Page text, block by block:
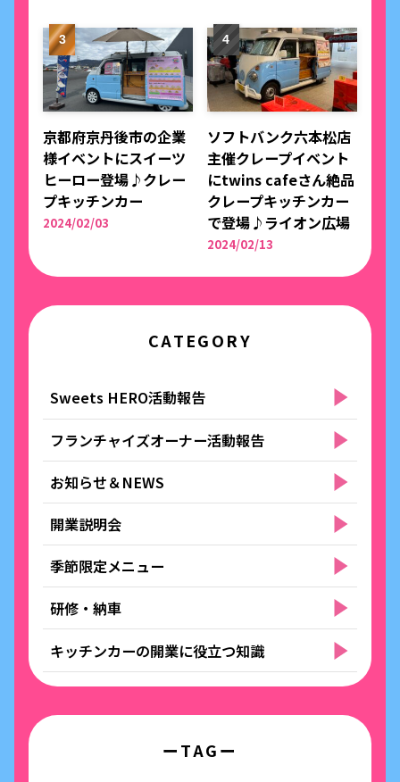
京都府京丹後市の企業
様イベントにスイーツ
ヒーロー登場♪クレー
プキッチンカー
2024/02/03
ソフトバンク六本松店
主催クレープイベント
にtwins cafeさん絶品
クレープキッチンカー
で登場♪ライオン広場
2024/02/13
CATEGORY
Sweets HERO活動報告
フランチャイズオーナー活動報告
お知らせ＆NEWS
開業説明会
季節限定メニュー
研修・納車
キッチンカーの開業に役立つ知識
ーTAGー